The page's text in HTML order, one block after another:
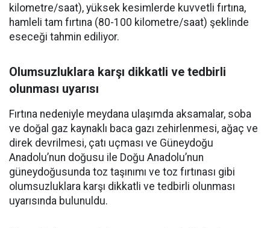
kilometre/saat), yüksek kesimlerde kuvvetli fırtına,
hamleli tam fırtına (80-100 kilometre/saat) şeklinde
eseceği tahmin ediliyor.
Olumsuzluklara karşı dikkatli ve tedbirli
olunması uyarısı
Fırtına nedeniyle meydana ulaşımda aksamalar, soba
ve doğal gaz kaynaklı baca gazı zehirlenmesi, ağaç ve
direk devrilmesi, çatı uçması ve Güneydoğu
Anadolu’nun doğusu ile Doğu Anadolu’nun
güneydoğusunda toz taşınımı ve toz fırtınası gibi
olumsuzluklara karşı dikkatli ve tedbirli olunması
uyarısında bulunuldu.